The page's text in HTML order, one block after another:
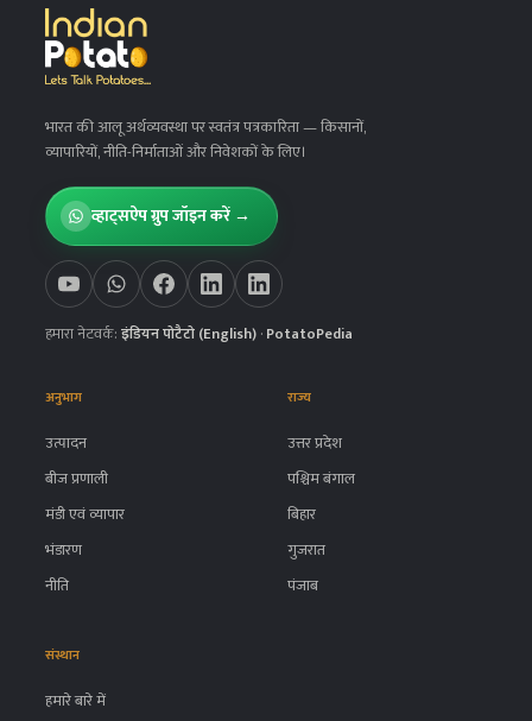
भारत की आलू अर्थव्यवस्था पर स्वतंत्र पत्रकारिता— किसानों,
व्यापारियों, नीति-निर्माताओं और निवेशकों के लिए।
व्हाट्सऐप ग्रुप जॉइन करें →
हमारा नेटवर्क:इंडियन पोटैटो (English)·PotatoPedia
अनुभाग
उत्पादन
बीज प्रणाली
मंडी एवं व्यापार
भंडारण
नीति
राज्य
उत्तर प्रदेश
पश्चिम बंगाल
बिहार
गुजरात
पंजाब
संस्थान
हमारे बारे में